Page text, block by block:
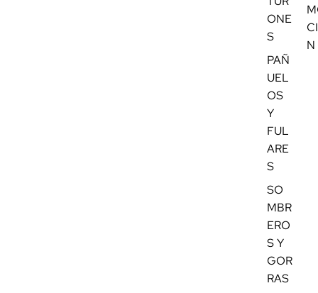
ONE
S
PAÑ
UEL
OS
Y
FUL
ARE
S
SO
MBR
ERO
S Y
GOR
RAS
N